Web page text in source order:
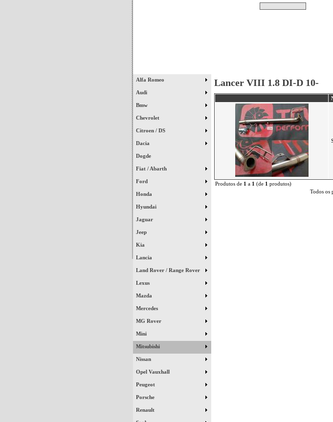
Alfa Romeo
Audi
Bmw
Chevrolet
Citroen / DS
Dacia
Dogde
Fiat / Abarth
Ford
Honda
Hyundai
Jaguar
Jeep
Kia
Lancia
Land Rover / Range Rover
Lexus
Mazda
Mercedes
MG Rover
Mini
Mitsubishi
Nissan
Opel Vauxhall
Peugeot
Porsche
Renault
Lancer VIII 1.8 DI-D 10-
Produtos de 1 a 1 (de 1 produtos)
Todos os